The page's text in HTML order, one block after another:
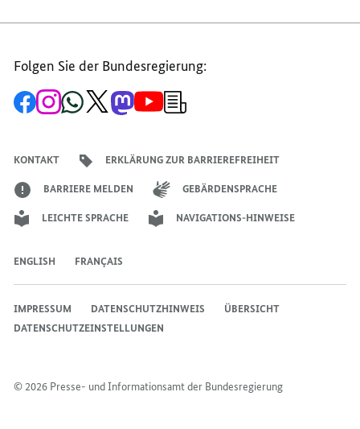
Folgen Sie der Bundesregierung:
Zur
Facebook-
Zum
Instagram-
Zum
WhatsApp-
Zum
X-
Zum
Mastodon-
Zum
YouTube-Anmeldung
KONTAKT ERKLÄRUNG ZUR BARRIEREFREIHEIT
BARRIERE MELDEN GEBÄRDENSPRACHE
LEICHTE SPRACHE NAVIGATIONS-HINWEISE
ENGLISH FRANÇAIS
© 2026 Presse- und Informationsamt der Bundesregierung
IMPRESSUM DATENSCHUTZHINWEIS
ÜBERSICHT
DATENSCHUTZEINSTELLUNGEN